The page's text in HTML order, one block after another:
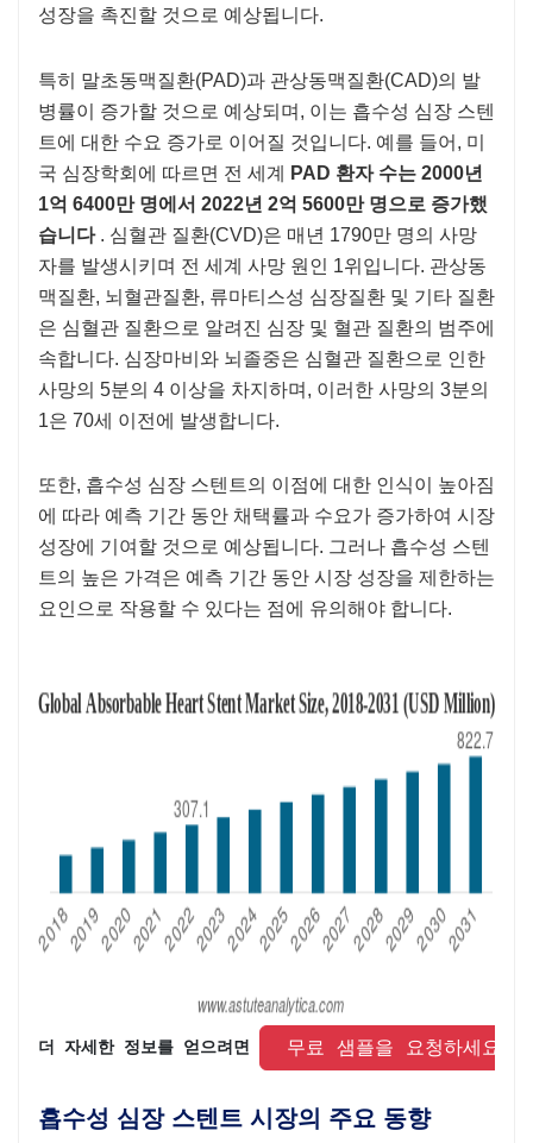
성장을 촉진할 것으로 예상됩니다.
특히 말초동맥질환(PAD)과 관상동맥질환(CAD)의 발
병률이 증가할 것으로 예상되며, 이는 흡수성 심장 스텐
트에 대한 수요 증가로 이어질 것입니다. 예를 들어, 미
국 심장학회에 따르면 전 세계
PAD 환자 수는 2000년
1억 6400만 명에서 2022년 2억 5600만 명으로 증가했
습니다. 심혈관 질환(CVD)은 매년 1790만 명의 사망
자를 발생시키며 전 세계 사망 원인 1위입니다. 관상동
맥질환, 뇌혈관질환, 류마티스성 심장질환 및 기타 질환
은 심혈관 질환으로 알려진 심장 및 혈관 질환의 범주에
속합니다. 심장마비와 뇌졸중은 심혈관 질환으로 인한
사망의 5분의 4 이상을 차지하며, 이러한 사망의 3분의
1은 70세 이전에 발생합니다.
또한, 흡수성 심장 스텐트의 이점에 대한 인식이 높아짐
에 따라 예측 기간 동안 채택률과 수요가 증가하여 시장
성장에 기여할 것으로 예상됩니다. 그러나 흡수성 스텐
트의 높은 가격은 예측 기간 동안 시장 성장을 제한하는
요인으로 작용할 수 있다는 점에 유의해야 합니다.
더 자세한 정보를 얻으려면 무료 샘플을 요청하세요
흡수성 심장 스텐트 시장의 주요 동향